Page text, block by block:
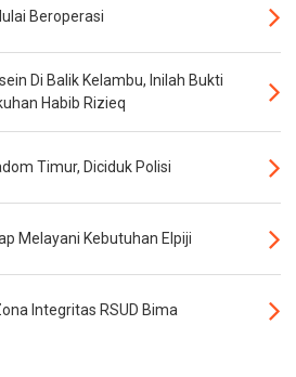
Beroperasi
Di Balik Kelambu, Inilah Bukti
Habib Rizieq
Timur, Diciduk Polisi
Melayani Kebutuhan Elpiji
Integritas RSUD Bima